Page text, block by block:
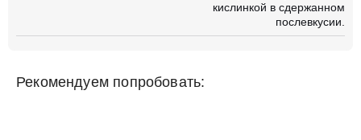
кислинкой в сдержанном
послевкусии.
Рекомендуем попробовать: